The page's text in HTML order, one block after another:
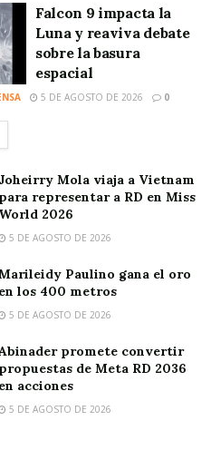
Falcon 9 impacta la
Luna y reaviva debate
sobre la basura
espacial
5 DE AGOSTO DE 2026 0
Joheirry Mola viaja a Vietnam
para representar a RD en Miss
World 2026
5 DE AGOSTO DE 2026
Paulino gana el oro
en los 400 metros
5 DE AGOSTO DE 2026
promete convertir
propuestas de Meta RD 2036
en acciones
5 DE AGOSTO DE 2026